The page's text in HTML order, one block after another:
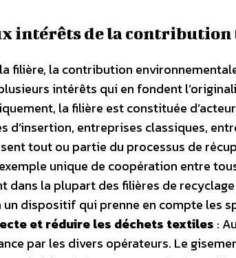
intérêts de la
filière, la contribution
intérêts qui en fondent
la filière est constituée
d’insertion, entreprises classiques,
tout ou partie du processus de
unique de coopération entre
dans la plupart des filières de
un dispositif qui prenne en compte les
et réduire les déchets textiles :
par les divers opérateurs. Le